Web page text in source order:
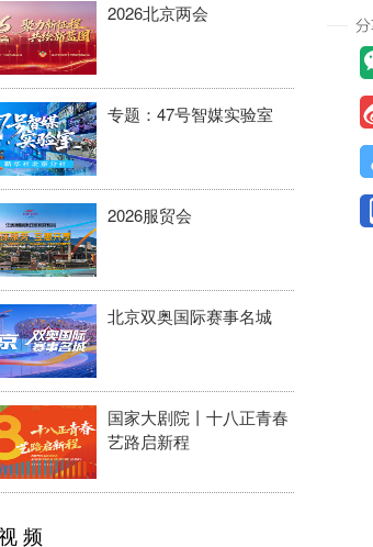
2026北京两会
专题：47号智媒实验室
2026服贸会
北京双奥国际赛事名城
国家大剧院丨十八正青春
艺路启新程
频